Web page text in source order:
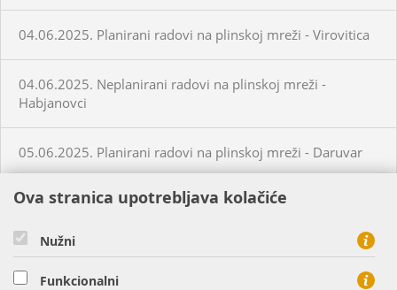
04.06.2025. Planirani radovi na plinskoj mreži - Virovitica
04.06.2025. Neplanirani radovi na plinskoj mreži -
Habjanovci
05.06.2025. Planirani radovi na plinskoj mreži - Daruvar
05.06.2025. Planirani radovi na plinskoj mreži - Virovitica
05.06.2025. Planirani radovi na plinskoj mreži - Virovitica
Ova stranica upotrebljava kolačiće
Nužni
Funkcionalni